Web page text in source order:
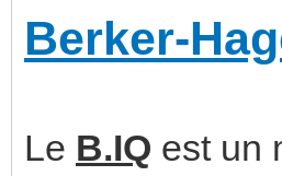
Berker-
Le B.IQ est un